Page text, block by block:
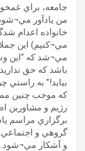
جامعه، براي
من يادآور
خانواده اعدام
مي¬کنيم) اين
مي¬شد که “اين
باشد که حق
بيايد!” به راستي
که موجب چنين
رژيم و مشاورين
برگزاري مراسم
گروهي و اجتماعي
و آشکار